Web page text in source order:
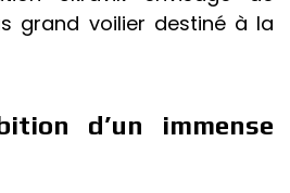
grand voilier destiné à la
d’un immense